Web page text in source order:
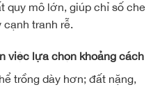
quy mô lớn, giúp chỉ số che
cạnh tranh rễ.
việc lựa chọn khoảng cách
trồng dày hơn; đất nặng,